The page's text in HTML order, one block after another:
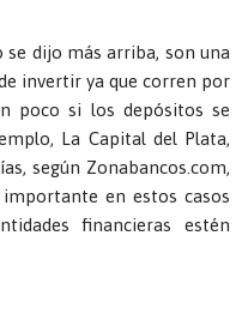
dijo más arriba, son una
invertir ya que corren por
poco si los depósitos se
La Capital del Plata,
según Zonabancos.com,
en estos casos
financieras estén